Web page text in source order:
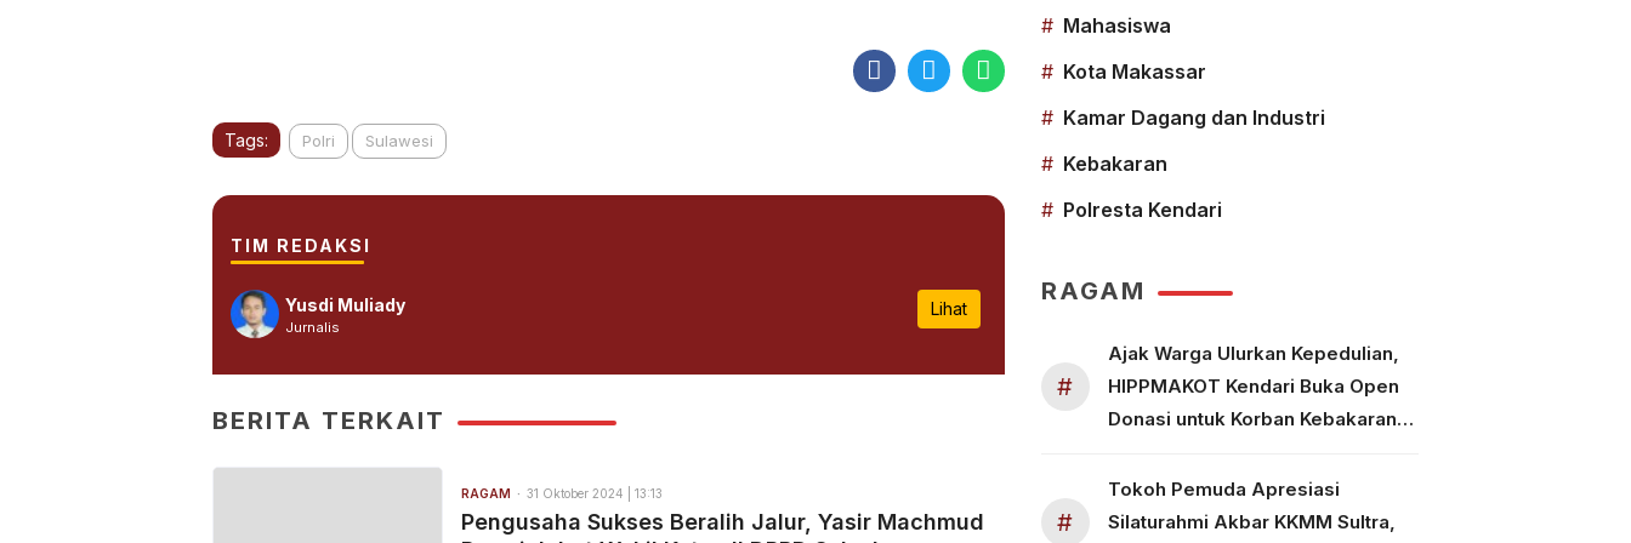
Tags: Polri Sulawesi
TIM REDAKSI
Yusdi Muliady
Jurnalis
Lihat
BERITA TERKAIT
RAGAM 31 Oktober 2024 | 13:13
Pengusaha Sukses Beralih Jalur, Yasir Machmud
# Mahasiswa
# Kota Makassar
# Kamar Dagang dan Industri
# Kebakaran
# Polresta Kendari
RAGAM
#
Ajak Warga Ulurkan Kepedulian,
HIPPMAKOT Kendari Buka Open
Donasi untuk Korban Kebakaran
#
Tokoh Pemuda Apresiasi
Silaturahmi Akbar KKMM Sultra,